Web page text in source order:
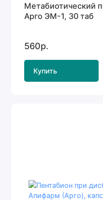
Метабиотический
Арго ЭМ-1, 30 таб
560р.
Купить